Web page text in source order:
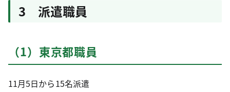
3 派遣職員
（1）東京都職員
11月5日から15名派遣